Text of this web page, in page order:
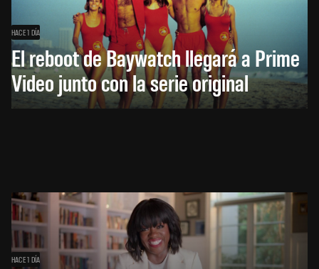
HACE 1 DÍA
El reboot de Baywatch llegará a Prime
Video junto con la serie original
HACE 1 DÍA